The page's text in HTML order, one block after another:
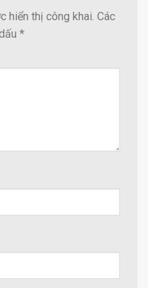
hiển thị công khai. Các
*